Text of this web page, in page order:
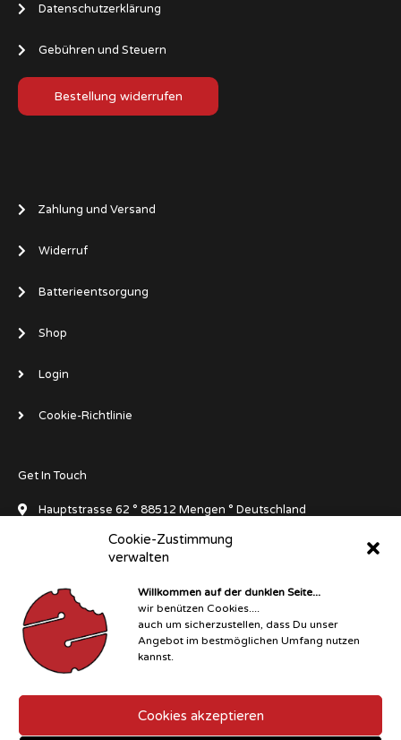
Cookie-Zustimmung
verwalten
Willkommen auf der dunklen Seite...
wir benützen Cookies....
auch um sicherzustellen, dass Du unser
Angebot im bestmöglichen Umfang nutzen
kannst.
Cookies akzeptieren
Datenschutzerklärung
Gebühren und Steuern
Bestellung widerrufen
Zahlung und Versand
Widerruf
Batterieentsorgung
Shop
Login
Cookie-Richtlinie
Get In Touch
Hauptstrasse 62 ° 88512 Mengen ° Deutschland
info[at]dluxedivegear.de
+49 7572 711045
InstagramFacebook-FacebookFacebook-
messenger
Whatsapp